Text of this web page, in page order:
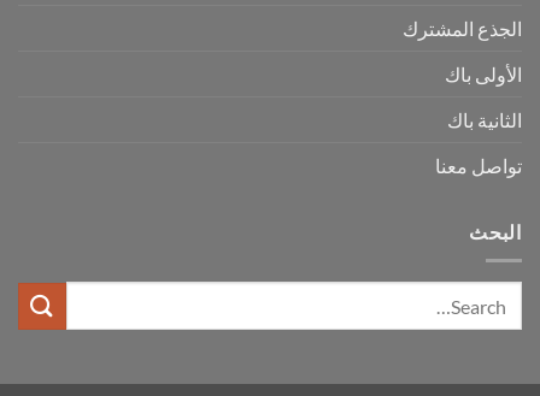
الجذع المشترك
الأولى باك
الثانية باك
تواصل معنا
البحث